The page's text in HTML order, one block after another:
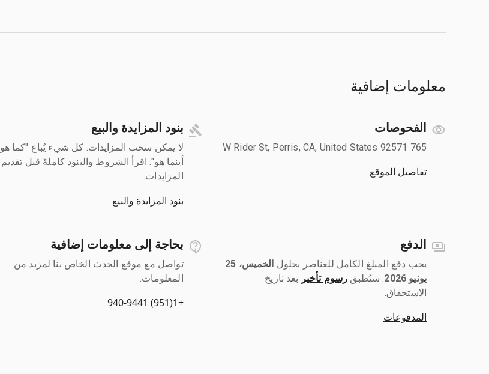
معلومات إضافية
الفحوصات
765 W Rider St, Perris, CA, United States 92571
تفاصيل الموقع
بنود المزايدة والبيع
لا يمكن سحب المزايدات. كل شيء يُباع "كما
أينما هو". اقرأ الشروط والبنود كاملةً قبل تقديم
المزايدات.
بنود المزايدة والبيع
الدفع
يجب دفع المبلغ الكامل للعناصر بحلول ‎
الخميس، 25
يونيو 2026
رسوم تأخير بعد تاريخ
الاستحقاق.
المدفوعات
بحاجة إلى معلومات إضافية
تواصل مع موقع الحدث الخاص بنا لمزيد من
المعلومات.
+1(951) 940-9441